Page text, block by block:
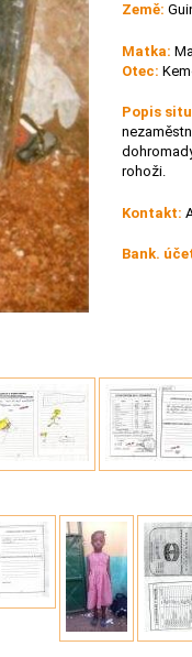
Země:
Matka:
Otec:
Popis
rohoži.
Kontakt:
Bank.